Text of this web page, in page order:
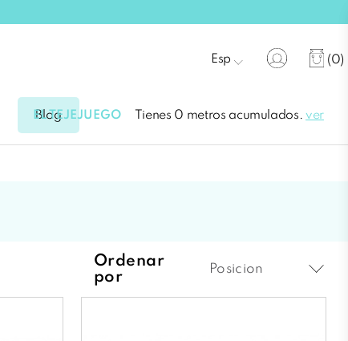
(0)
Esp
Blog
EL TEJEJUEGO Tienes 0 metros acumulados.ver
Ordenar
por
Posicion